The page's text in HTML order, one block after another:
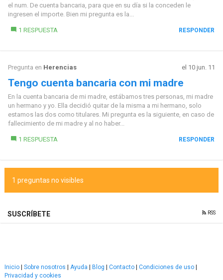
el num. De cuenta bancaria, para que en su día si la conceden le
ingresen el importe. Bien mi pregunta es la...
1 RESPUESTA RESPONDER
Pregunta en Herencias el 10 jun. 11
Tengo cuenta bancaria con mi madre
En la cuenta bancaria de mi madre, estábamos tres personas, mi madre
un hermano y yo. Ella decidió quitar de la misma a mi hermano, solo
estamos las dos como titulares. Mi pregunta es la siguiente, en caso de
fallecimiento de mi madre y al no haber...
1 RESPUESTA RESPONDER
1 preguntas no visibles
SUSCRÍBETE RSS
Inicio Sobre nosotros Ayuda Blog Contacto Condiciones de uso
Privacidad y cookies